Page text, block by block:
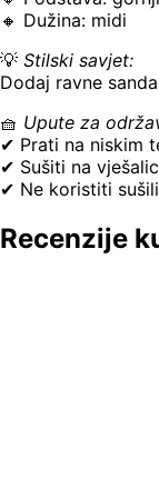
🔸 Dužina: midi
💡 Stilski savjet:
Dodaj ravne
🧺 Upute za
✔ Prati na niskim
✔ Sušiti na
✔ Ne koristiti
Recenzije